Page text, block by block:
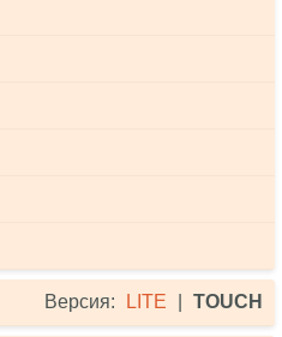
Версия: LITE TOUCH